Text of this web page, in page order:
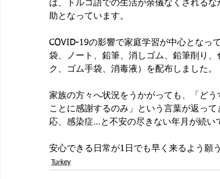
は、トルコ語での生活が余儀なくされる
助となっています。
COVID-19の影響で家庭学習が中心となっ
袋、ノート、鉛筆、消しゴム、鉛筆削り
ク、ゴム手袋、消毒液）を配布しました。
家族の方々へ状況をうかがっても、「ど
ことに感謝するのみ」という言葉が返っ
応、感染症…と不安の尽きない年月が続い
安心できる日常が1日でも早く来るよう願
Turkey